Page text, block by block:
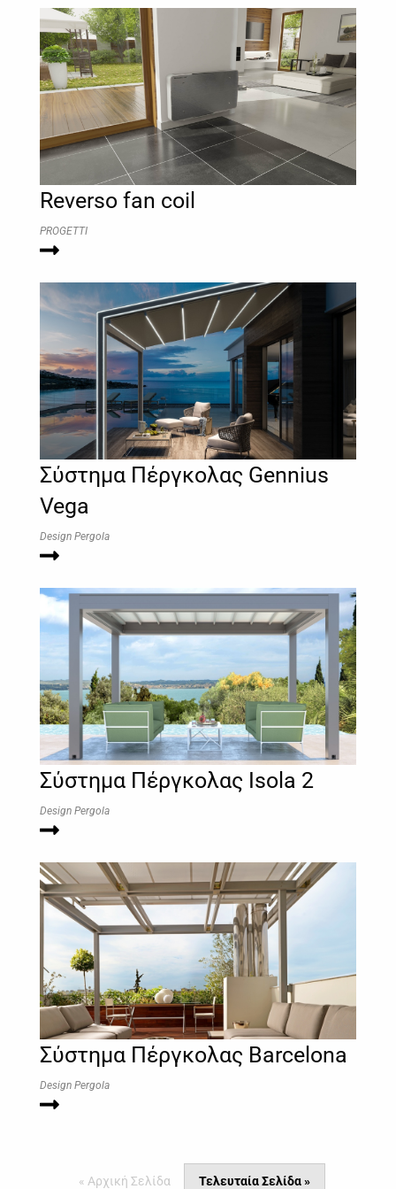
Reverso fan coil
PROGETTI
Σύστημα Πέργκολας Gennius
Vega
Design Pergola
Σύστημα Πέργκολας Isola 2
Design Pergola
Σύστημα Πέργκολας Barcelona
Design Pergola
« Αρχική Σελίδα Τελευταία Σελίδα »